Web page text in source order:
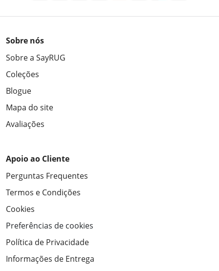
Sobre nós
Sobre a SayRUG
Coleções
Blogue
Mapa do site
Avaliações
Apoio ao Cliente
Perguntas Frequentes
Termos e Condições
Cookies
Preferências de cookies
Política de Privacidade
Informações de Entrega